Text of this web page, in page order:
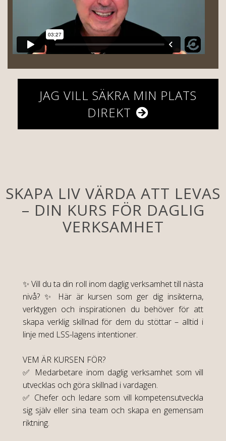
JAG VILL SÄKRA MIN PLATS
DIREKT
SKAPA LIV VÄRDA ATT LEVAS
– DIN KURS FÖR DAGLIG
VERKSAMHET
✨ Vill du ta din roll inom daglig verksamhet till nästa
nivå? ✨ Här är kursen som ger dig insikterna,
verktygen och inspirationen du behöver för att
skapa verklig skillnad för dem du stöttar – alltid i
linje med LSS-lagens intentioner.
VEM ÄR KURSEN FÖR?
✅ Medarbetare inom daglig verksamhet som vill
utvecklas och göra skillnad i vardagen.
✅ Chefer och ledare som vill kompetensutveckla
sig själv eller sina team och skapa en gemensam
riktning.